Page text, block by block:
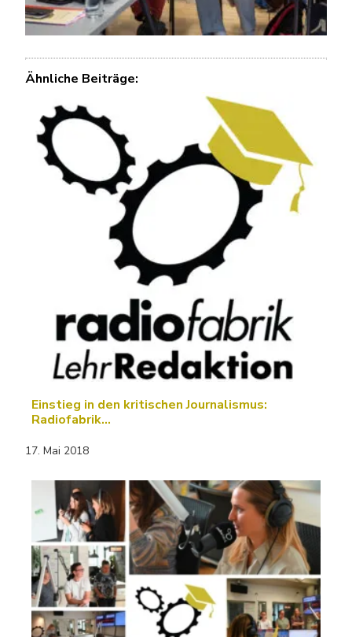
Ähnliche Beiträge:
Einstieg in den kritischen Journalismus:
Radiofabrik…
17. Mai 2018